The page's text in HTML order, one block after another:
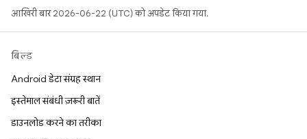
आखिरी बार 2026-06-22 (UTC) को अपडेट किया गया.
बिल्ड
Android डेटा संग्रह स्थान
इस्तेमाल संबंधी ज़रूरी बातें
डाउनलोड करने का तरीका